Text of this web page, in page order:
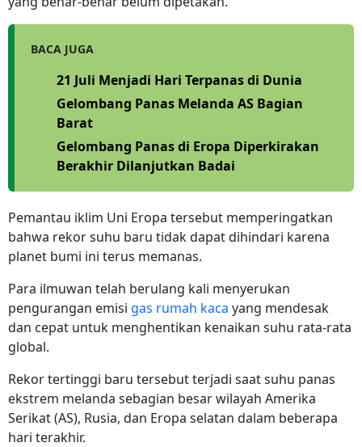
BACA JUGA
21 Juli Menjadi Hari Terpanas di Dunia
Gelombang Panas Melanda AS Bagian
Barat
Gelombang Panas di Eropa Diperkirakan
Berakhir Dilanjutkan Badai
Pemantau iklim Uni Eropa tersebut memperingatkan
bahwa rekor suhu baru tidak dapat dihindari karena
planet bumi ini terus memanas.
Para ilmuwan telah berulang kali menyerukan
pengurangan emisi gas rumah kaca yang mendesak
dan cepat untuk menghentikan kenaikan suhu rata-rata
global.
Rekor tertinggi baru tersebut terjadi saat suhu panas
ekstrem melanda sebagian besar wilayah Amerika
Serikat (AS), Rusia, dan Eropa selatan dalam beberapa
hari terakhir.